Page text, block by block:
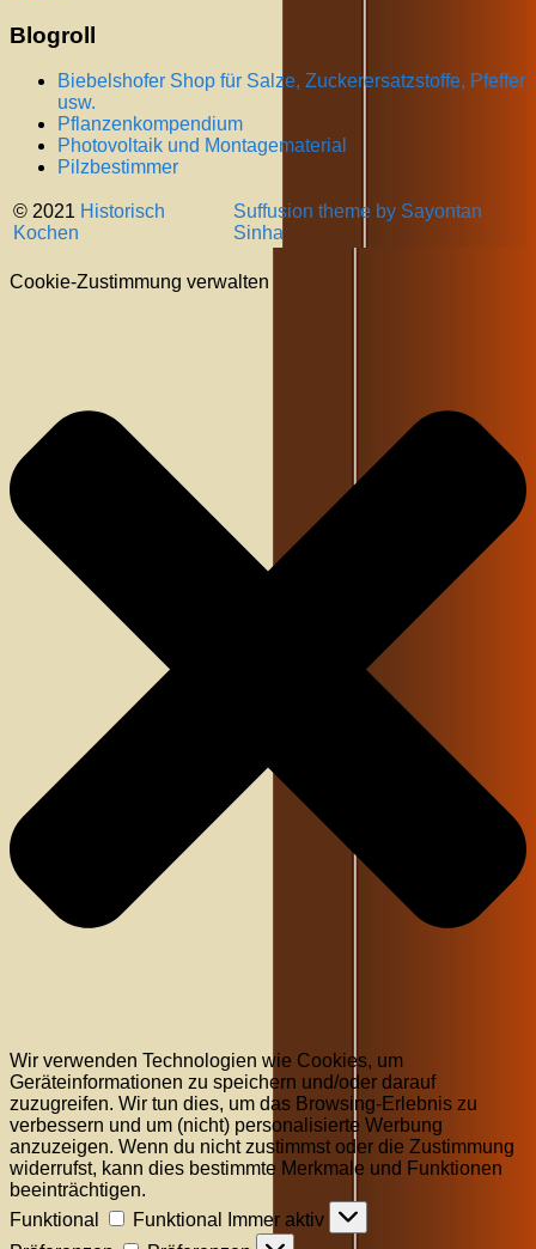
Blogroll
Biebelshofer Shop für Salze, Zuckerersatzstoffe, Pfeffer
usw.
Pflanzenkompendium
Photovoltaik und Montagematerial
Pilzbestimmer
© 2021 Historisch
Kochen
Suffusion theme by Sayontan
Sinha
Cookie-Zustimmung verwalten
Wir verwenden Technologien wie Cookies, um
Geräteinformationen zu speichern und/oder darauf
zuzugreifen. Wir tun dies, um das Browsing-Erlebnis zu
verbessern und um (nicht) personalisierte Werbung
anzuzeigen. Wenn du nicht zustimmst oder die Zustimmung
widerrufst, kann dies bestimmte Merkmale und Funktionen
beeinträchtigen.
Funktional
Funktional
Immer aktiv